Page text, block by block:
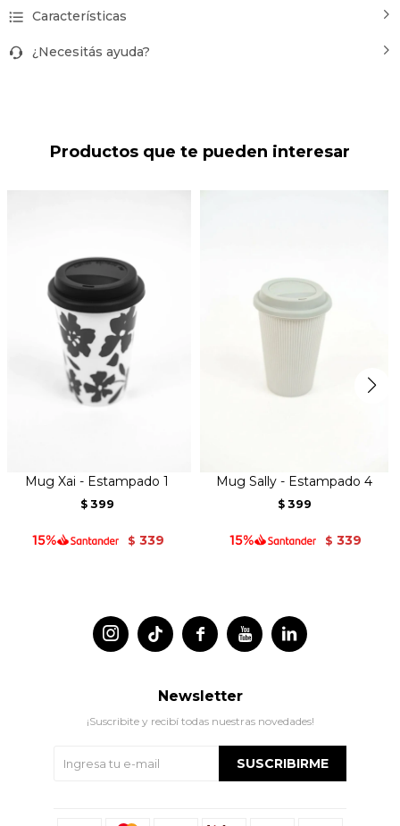
Características
¿Necesitás ayuda?
Productos que te pueden interesar
Mug Xai - Estampado 1
$ 399
$ 339
Mug Sally - Estampado 4
$ 399
$ 339
 
 
Newsletter
¡Suscribite y recibí todas nuestras novedades!
SUSCRIBIRME